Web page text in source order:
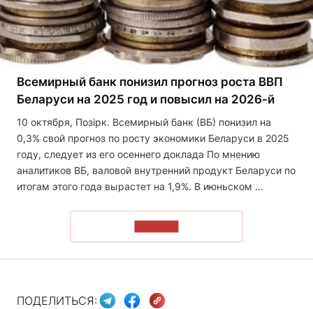
Всемирный банк понизил прогноз роста ВВП
Беларуси на 2025 год и повысил на 2026-й
10 октября, Позірк. Всемирный банк (ВБ) понизил на
0,3% свой прогноз по росту экономики Беларуси в 2025
году, следует из его осеннего доклада По мнению
аналитиков ВБ, валовой внутренний продукт Беларуси по
итогам этого года вырастет на 1,9%. В июньском …
ПОДЕЛИТЬСЯ: